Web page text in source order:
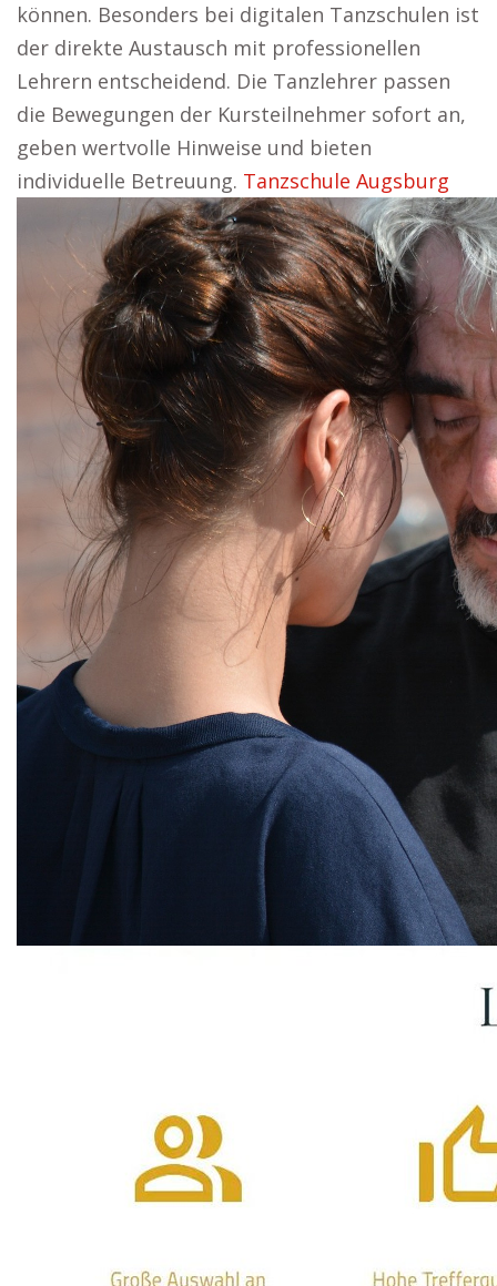
können. Besonders bei digitalen Tanzschulen ist
der direkte Austausch mit professionellen
Lehrern entscheidend. Die Tanzlehrer passen
die Bewegungen der Kursteilnehmer sofort an,
geben wertvolle Hinweise und bieten
individuelle Betreuung. Tanzschule Augsburg